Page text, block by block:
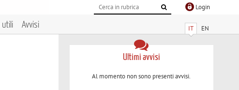
Login
IT EN
utili Avvisi
Ultimi avvisi
Al momento non sono presenti avvisi.